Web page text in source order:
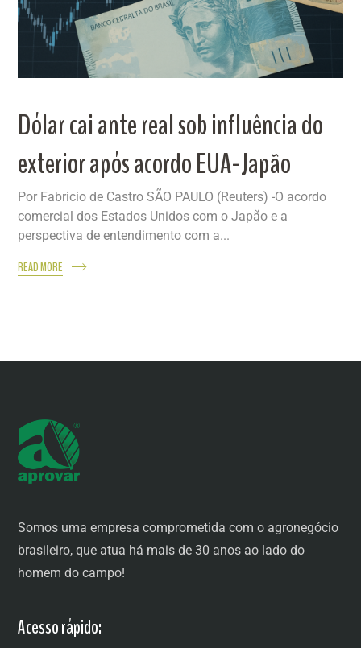
Dólar cai ante real sob influência do
exterior após acordo EUA-Japão
Por Fabricio de Castro SÃO PAULO (Reuters) -O acordo
comercial dos Estados Unidos com o Japão e a
perspectiva de entendimento com a...
READ MORE
Somos uma empresa comprometida com o agronegócio
brasileiro, que atua há mais de 30 anos ao lado do
homem do campo!
Acesso rápido: